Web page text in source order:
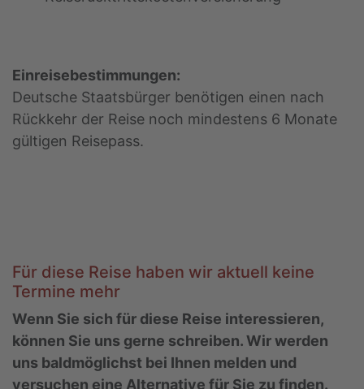
Einreisebestimmungen:
Deutsche Staatsbürger benötigen einen nach
Rückkehr der Reise noch mindestens 6 Monate
gültigen Reisepass.
Für diese Reise haben wir aktuell keine
Termine mehr
Wenn Sie sich für diese Reise interessieren,
können Sie uns gerne schreiben. Wir werden
uns baldmöglichst bei Ihnen melden und
versuchen eine Alternative für Sie zu finden.